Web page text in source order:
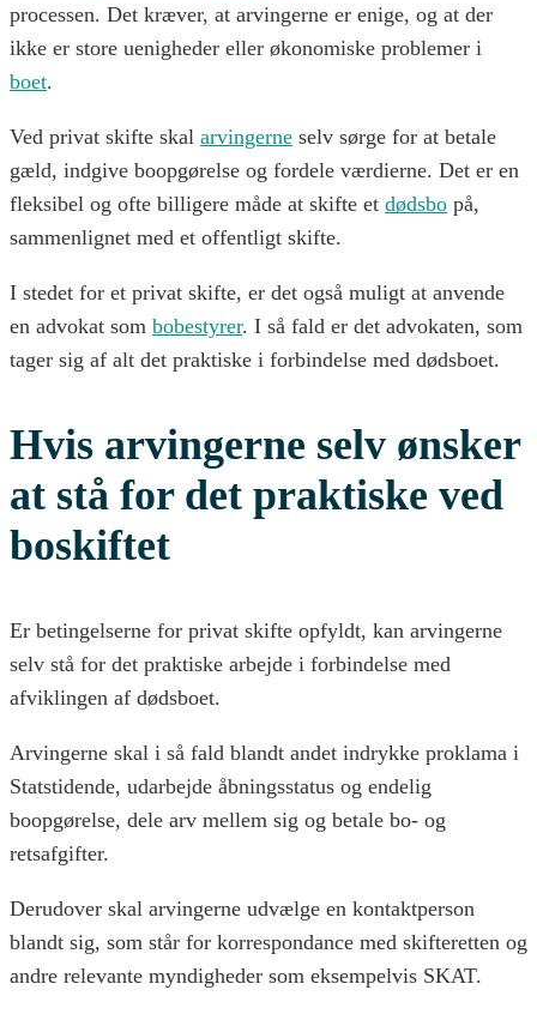
processen. Det kræver, at arvingerne er enige, og at der
ikke er store uenigheder eller økonomiske problemer i
boet.
Ved privat skifte skal arvingerne selv sørge for at betale
gæld, indgive boopgørelse og fordele værdierne. Det er en
fleksibel og ofte billigere måde at skifte et dødsbo på,
sammenlignet med et offentligt skifte.
I stedet for et privat skifte, er det også muligt at anvende
en advokat som bobestyrer. I så fald er det advokaten, som
tager sig af alt det praktiske i forbindelse med dødsboet.
Hvis arvingerne selv ønsker
at stå for det praktiske ved
boskiftet
Er betingelserne for privat skifte opfyldt, kan arvingerne
selv stå for det praktiske arbejde i forbindelse med
afviklingen af dødsboet.
Arvingerne skal i så fald blandt andet indrykke proklama i
Statstidende, udarbejde åbningsstatus og endelig
boopgørelse, dele arv mellem sig og betale bo- og
retsafgifter.
Derudover skal arvingerne udvælge en kontaktperson
blandt sig, som står for korrespondance med skifteretten og
andre relevante myndigheder som eksempelvis SKAT.